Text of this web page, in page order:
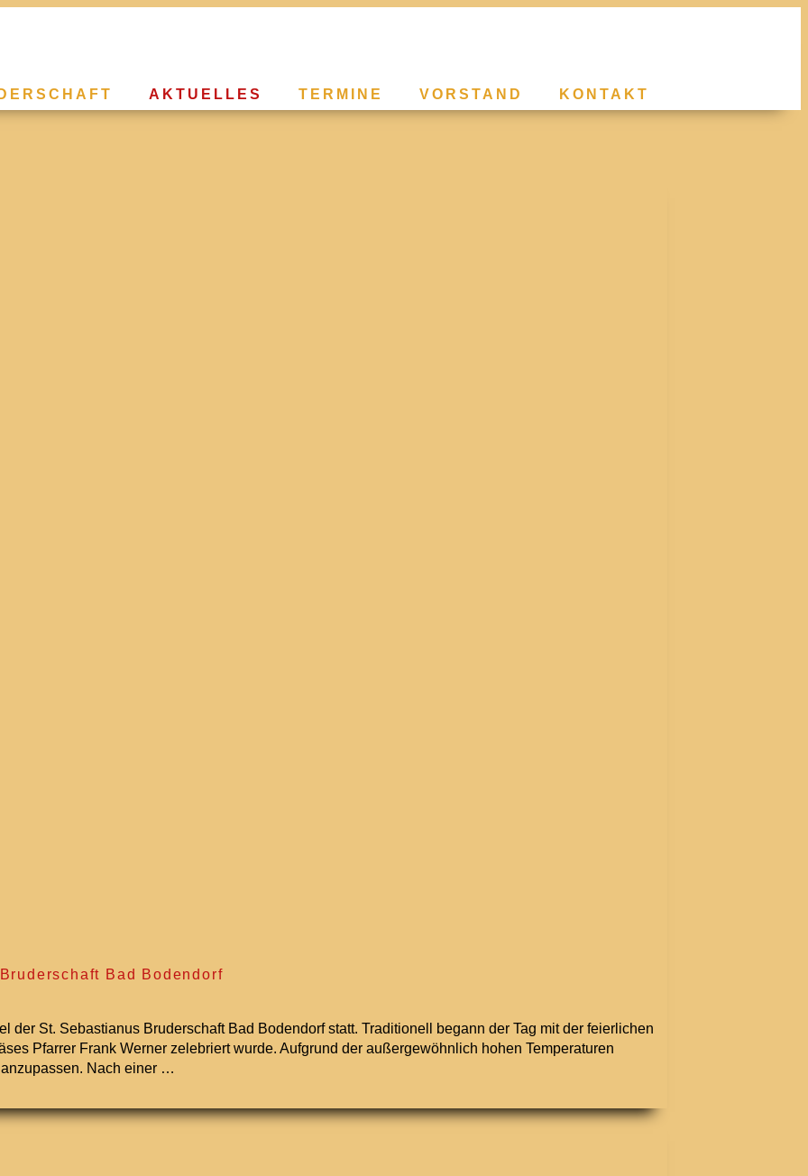
AKTUELLES TERMINE VORSTAND KONTAKT
Bad Bodendorf
der St. Sebastianus Bruderschaft Bad Bodendorf statt. Traditionell begann der Tag mit der feierlichen
Pfarrer Frank Werner zelebriert wurde. Aufgrund der außergewöhnlich hohen Temperaturen
Nach einer …